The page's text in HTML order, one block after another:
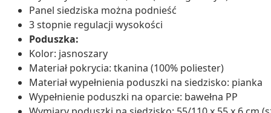
Panel siedziska można podnieść
3 stopnie regulacji wysokości
Poduszka:
Kolor: jasnoszary
Materiał pokrycia: tkanina (100% poliester)
Materiał wypełnienia poduszki na siedzisko: pianka
Wypełnienie poduszki na oparcie: bawełna PP